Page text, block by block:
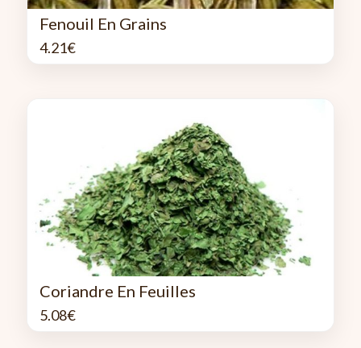
Fenouil En Grains
4.21€
Coriandre En Feuilles
5.08€